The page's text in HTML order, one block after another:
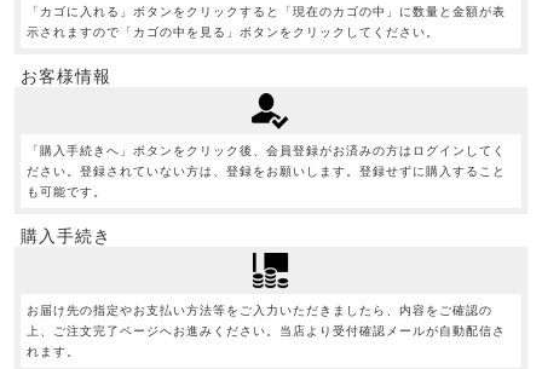
「カゴに入れる」ボタンをクリックすると「現在のカゴの中」に数量と金額が表
示されますので「カゴの中を見る」ボタンをクリックしてください。
お客様情報
「購入手続きへ」ボタンをクリック後、会員登録がお済みの方はログインしてく
ださい。登録されていない方は、登録をお願いします。登録せずに購入すること
も可能です。
購入手続き
お届け先の指定やお支払い方法等をご入力いただきましたら、内容をご確認の
上、ご注文完了ページへお進みください。当店より受付確認メールが自動配信さ
れます。